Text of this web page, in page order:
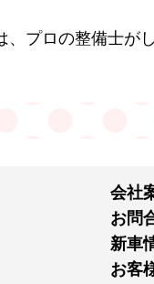
プロの整備士が
会社
お問
新車
お客